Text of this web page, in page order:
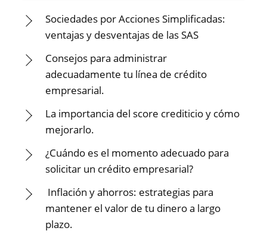
Sociedades por Acciones Simplificadas:
ventajas y desventajas de las SAS
Consejos para administrar
adecuadamente tu línea de crédito
empresarial.
La importancia del score crediticio y cómo
mejorarlo.
¿Cuándo es el momento adecuado para
solicitar un crédito empresarial?
Inflación y ahorros: estrategias para
mantener el valor de tu dinero a largo
plazo.